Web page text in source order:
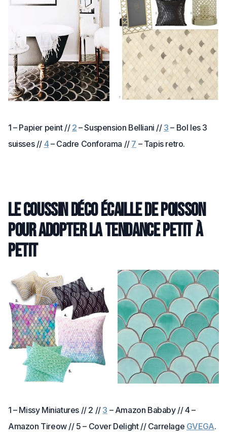
1 – Papier peint // 2 – Suspension Belliani // 3 – Bol les 3
suisses // 4– Cadre Conforama // 7 – Tapis retro.
Le coussin déco écaille de poisson
pour adopter la tendance petit à
petit
1 – Missy Miniatures // 2 // 3 – Amazon Bababy // 4 –
Amazon Tireow // 5 – Cover Delight // Carrelage GVEGA.